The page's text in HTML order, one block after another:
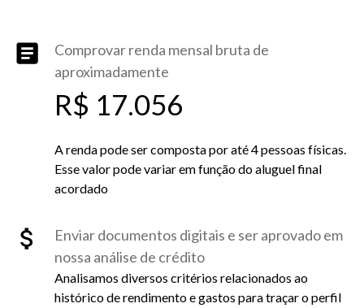
Comprovar renda mensal bruta de
aproximadamente
R$ 17.056
A renda pode ser composta por até 4 pessoas físicas.
Esse valor pode variar em função do aluguel final
acordado
Enviar documentos digitais e ser aprovado em
nossa análise de crédito
Analisamos diversos critérios relacionados ao
histórico de rendimento e gastos para traçar o perfil